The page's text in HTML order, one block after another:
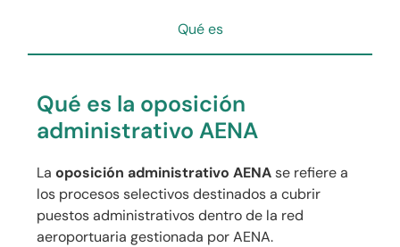
Qué es
Qué es la oposición
administrativo AENA
Laoposición administrativo AENAse refiere a
los procesos selectivos destinados a cubrir
puestos administrativos dentro de la red
aeroportuaria gestionada por AENA.